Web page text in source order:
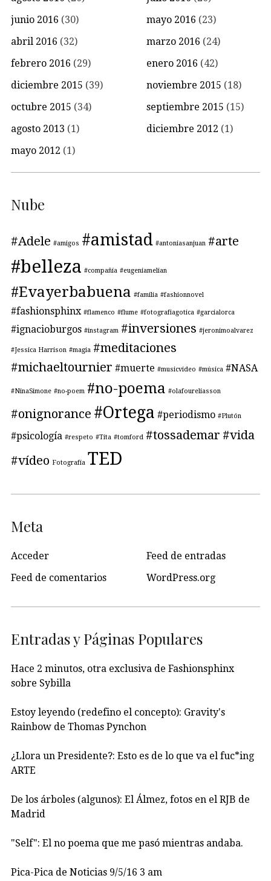
junio 2016 (30) mayo 2016 (23)
abril 2016 (32) marzo 2016 (24)
febrero 2016 (29) enero 2016 (42)
diciembre 2015 (39) noviembre 2015 (18)
octubre 2015 (34) septiembre 2015 (15)
agosto 2013 (1) diciembre 2012 (1)
mayo 2012 (1)
Nube
#Adele #amigos #amistad #antoniasanjuan #arte
#belleza #compañía #eugeniamelian
#Evayerbabuena #familia #fashionnovel
#fashionsphinx #flamenco #flume #fotografiagotica #garcialorca
#ignacioburgos #instagram #inversiones #jeronimoalvarez
#Jessica Harrison #magia #meditaciones
#michaeltournier #muerte #musicvideo #música #NASA
#NinaSimone #no-poem #no-poema #olafoureliasson
#onignorance #Ortega #periodismo #Plutón
#psicología #respeto #Tita #tomford #tossademar #vida
#vídeo Fotografía TED
Meta
Acceder
Feed de entradas
Feed de comentarios
WordPress.org
Entradas y Páginas Populares
Hace 2 minutos, otra exclusiva de Fashionsphinx
sobre Sybilla
Estoy leyendo (redefino el concepto): Gravity's
Rainbow de Thomas Pynchon
¿Llora un Presidente?: Esto es de lo que va el fuc*ing
ARTE
De los árboles (algunos): El Álmez, fotos en el RJB de
Madrid
"Self": El no poema que me pasó mientras andaba.
Pica-Pica de Noticias 9/5/16 3 am